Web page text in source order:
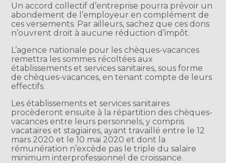
Un accord collectif d’entreprise pourra prévoir un
abondement de l’employeur en complément de
ces versements. Par ailleurs, sachez que ces dons
n’ouvrent droit à aucune réduction d’impôt.
L’agence nationale pour les chèques-vacances
remettra les sommes récoltées aux
établissements et services sanitaires, sous forme
de chèques-vacances, en tenant compte de leurs
effectifs.
Les établissements et services sanitaires
procèderont ensuite à la répartition des chèques-
vacances entre leurs personnels, y compris
vacataires et stagiaires, ayant travaillé entre le 12
mars 2020 et le 10 mai 2020 et dont la
rémunération n’excède pas le triple du salaire
minimum interprofessionnel de croissance.